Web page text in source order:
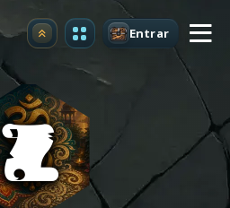
Atualizar Entrar